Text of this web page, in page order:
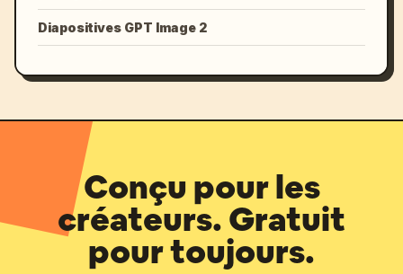
Diapositives GPT Image 2
Conçu pour les
créateurs. Gratuit
pour toujours.